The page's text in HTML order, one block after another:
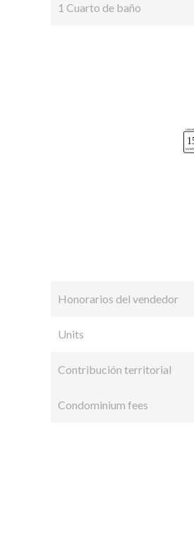
1 Cuarto de baño
Honorarios del vendedor
Units
Contribución territorial
Condominium fees